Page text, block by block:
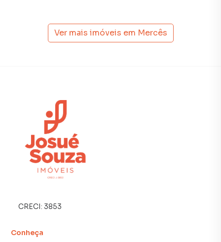
Feira Orgânica das Mercês Aproximadamente 1,3 km
Além disso, a região conta com instituições de ensino
renomadas, hospitais, shoppings e parques, como:
Hospital Nossa Senhora das Graças 1,2 km
Shopping Mueller 1,6 km
Escola SEB Dom Bosco 1,8 km
Supermercado Festval do Centro Cívico 2,3 km
imobiliário, oferecemos toda a comodidade e segurança
Entre em contato e agende uma visita para conhecer seu
Ver mais imóveis em Mercês
CRECI: 3853
Conheça